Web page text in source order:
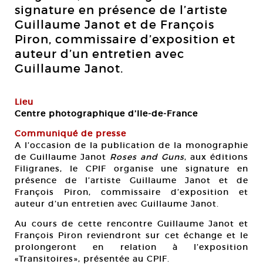
signature en présence de l’artiste
Guillaume Janot et de François
Piron, commissaire d’exposition et
auteur d’un entretien avec
Guillaume Janot.
Lieu
Centre photographique d’Ile-de-France
Communiqué de presse
A l’occasion de la publication de la monographie
de Guillaume Janot Roses and Guns, aux éditions
Filigranes, le CPIF organise une signature en
présence de l’artiste Guillaume Janot et de
François Piron, commissaire d’exposition et
auteur d’un entretien avec Guillaume Janot.
Au cours de cette rencontre Guillaume Janot et
François Piron reviendront sur cet échange et le
prolongeront en relation à l’exposition
«Transitoires», présentée au CPIF.